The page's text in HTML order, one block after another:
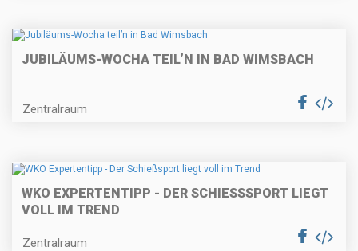
JUBILÄUMS-WOCHA TEIL’N IN BAD WIMSBACH
Zentralraum
WKO EXPERTENTIPP - DER SCHIESSSPORT LIEGT V
OLL IM TREND
Zentralraum